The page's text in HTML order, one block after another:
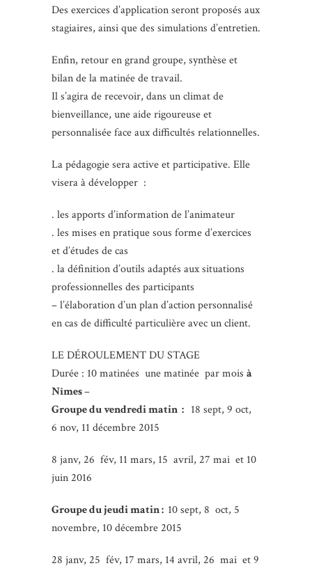
Des exercices d’application seront proposés aux
stagiaires, ainsi que des simulations d’entretien.
Enfin, retour en grand groupe, synthèse et
bilan de la matinée de travail.
Il s’agira de recevoir, dans un climat de
bienveillance, une aide rigoureuse et
personnalisée face aux difficultés relationnelles.
La pédagogie sera active et participative. Elle
visera à développer :
. les apports d’information de l’animateur
. les mises en pratique sous forme d’exercices
et d’études de cas
. la définition d’outils adaptés aux situations
professionnelles des participants
– l’élaboration d’un plan d’action personnalisé
en cas de difficulté particulière avec un client.
LE DÉROULEMENT DU STAGE
Durée : 10 matinées une matinée par mois à
Nîmes–
Groupe du vendredi matin : 18 sept, 9 oct,
6 nov, 11 décembre 2015
8 janv, 26 fév, 11 mars, 15 avril, 27 mai et 10
juin 2016
Groupe du jeudi matin : 10 sept, 8 oct, 5
novembre, 10 décembre 2015
28 janv, 25 fév, 17 mars, 14 avril, 26 mai et 9